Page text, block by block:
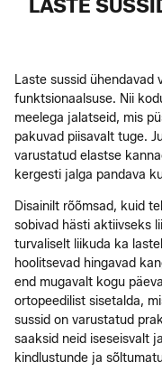
LASTE
Laste sussid ühendavad
funktsionaalsuse. Nii
meelega jalatseid, mis
pakuvad piisavalt tuge.
varustatud elastse
kergesti jalga pandava
Disainilt rõõmsad, kuid
sobivad hästi aktiivseks
turvaliselt liikuda ka
hoolitsevad hingavad
end mugavalt kogu
ortopeedilist sisetalda,
sussid on varustatud
saaksid neid iseseisvalt
kindlustunde ja